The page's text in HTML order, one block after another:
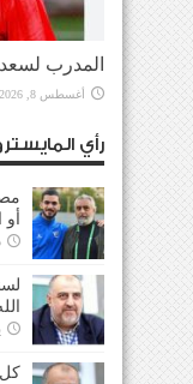
المدرب
أغسطس 8, 2026
رأي
كل